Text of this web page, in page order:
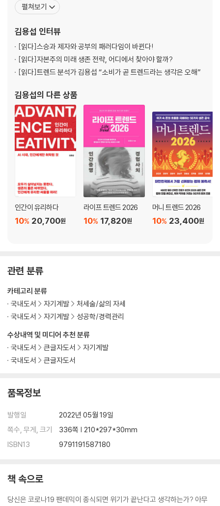
어떤 전공을 선택하는 게 유리할까?
Part 3.
프로페셔널 스튜던트에게 직업, 직장이란?
RPA(로봇 프로세스 자동화)가 당신의 일자리를 위태롭게 하는가?
자동화와 원격 아웃소싱, 이미 시작된 미래다
우리는 스포츠 팀이지 가족이 아니다
투잡이든 스리잡이든 할 수 있다면 꼭 하라!
당신은 코끼리인가 벼룩인가?
이동할 수 있는 자만 살아남는다
기업의 새로운 인재상이 된 프로페셔널 스튜던트
언제까지 일할 수 있을까?
아이들은 미래에 어떤 직업을 가질까?
당신은 로봇과 싸우는 게 아니라 언오리지널과 싸워야 한다
프로페셔널 스튜던트가 되어 스타트업하라!
미래엔 리더를 키우는 공부만 남는다
공교육, 사교육보다 가정교육이 더 중요해졌다
공부 공동체 : 함께 공부할 친구가 있는가?
특이점이 다가오면 공부도 달라질까?
테크놀로지 공부 : 기술이 상식이 되는 시대다!
돈 공부 : 돈을 모르면 모든 공부가 허무해진다!
트렌드 공부 : 변화에 민감한 건 기본이다
생존력 공부 : 어떤 상황에서도 살아남아야 한다!
Epilogue 이기적, 계산적이되 포용적인 공부가 필요하다
니투데이〉 등에서 칼럼니스트로 활동했고, 휴넷CEO, SERICEO 등
를 제공했다.
펼쳐보기
김용섭 인터뷰
[읽다]스승과 제자와 공부의 패러다임이 바뀐다!
[읽다]자본주의 미래 생존 전략, 어디에서 찾아야 할까?
[읽다]트렌드 분석가 김용섭 “소비가 곧 트렌드라는 생각은 오해”
김용섭의 다른 상품
인간이 유리하다
20,700원
10%
라이프 트렌드 2026
17,820원
10%
머니 트렌드 2026
23,400원
10%
관련 분류
수상내역 및 미디어 추천 분류
국내도서
큰글자도서
자기계발
국내도서
큰글자도서
카테고리 분류
국내도서
자기계발
처세술/삶의 자세
국내도서
자기계발 성공학/경력관리
품목정보
발행일
2022년 05월 19일
쪽수, 무게, 크기
336쪽 | 210*297*30mm
ISBN13
9791191587180
책 속으로
당신은 코로나19 팬데믹이 종식되면 위기가 끝난다고 생각하는가? 아무